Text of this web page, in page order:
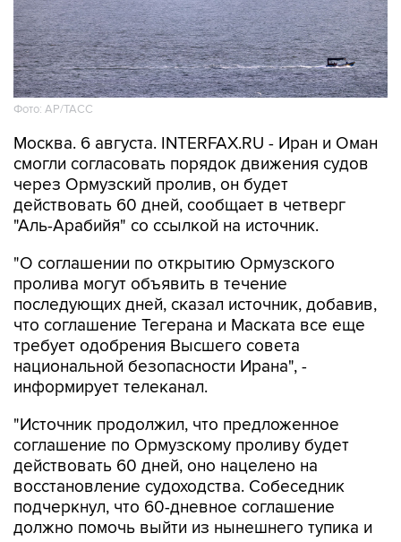
Фото: AP/ТАСС
Москва. 6 августа. INTERFAX.RU - Иран и Оман
смогли согласовать порядок движения судов
через Ормузский пролив, он будет
действовать 60 дней, сообщает в четверг
"Аль-Арабийя" со ссылкой на источник.
"О соглашении по открытию Ормузского
пролива могут объявить в течение
последующих дней, сказал источник, добавив,
что соглашение Тегерана и Маската все еще
требует одобрения Высшего совета
национальной безопасности Ирана", -
информирует телеканал.
"Источник продолжил, что предложенное
соглашение по Ормузскому проливу будет
действовать 60 дней, оно нацелено на
восстановление судоходства. Собеседник
подчеркнул, что 60-дневное соглашение
должно помочь выйти из нынешнего тупика и